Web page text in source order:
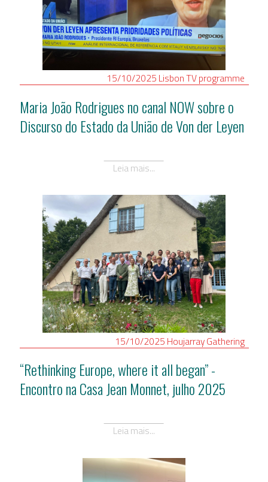
15/10/2025 LisbonTV programme
Maria João Rodrigues no canal NOW sobre o
Discurso do Estado da União de Von der Leyen
Leia mais...
15/10/2025 HoujarrayGathering
“Rethinking Europe, where it all began” -
Encontro na Casa Jean Monnet, julho 2025
Leia mais...